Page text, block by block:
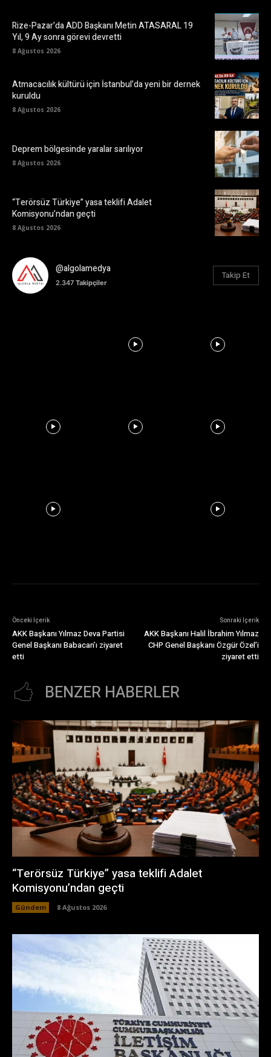
Rize-Pazar’da ADD Başkanı Metin ATASARAL 19
Yıl, 9 Ay sonra görevi devretti
8 Ağustos 2026
Atmacacılık kültürü için İstanbul’da yeni bir dernek
kuruldu
8 Ağustos 2026
Deprem bölgesinde yaralar sarılıyor
8 Ağustos 2026
“Terörsüz Türkiye” yasa teklifi Adalet
Komisyonu’ndan geçti
8 Ağustos 2026
@algolamedya
2.347 Takipçiler
Takip Et
Önceki İçerik
AKK Başkanı Yılmaz Deva Partisi
Genel Başkanı Babacan’ı ziyaret
etti
Sonraki İçerik
AKK Başkanı Halil İbrahim Yılmaz
CHP Genel Başkanı Özgür Özel’i
ziyaret etti
BENZER HABERLER
“Terörsüz Türkiye” yasa teklifi Adalet
Komisyonu’ndan geçti
Gündem 8 Ağustos 2026